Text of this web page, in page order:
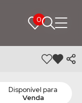
0
0
Disponível para
Venda